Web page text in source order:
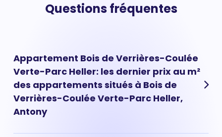
Questions fréquentes
Appartement Bois de Verrières-Coulée
Verte-Parc Heller: les dernier prix au m²
des appartements situés à Bois de
Verrières-Coulée Verte-Parc Heller,
Antony